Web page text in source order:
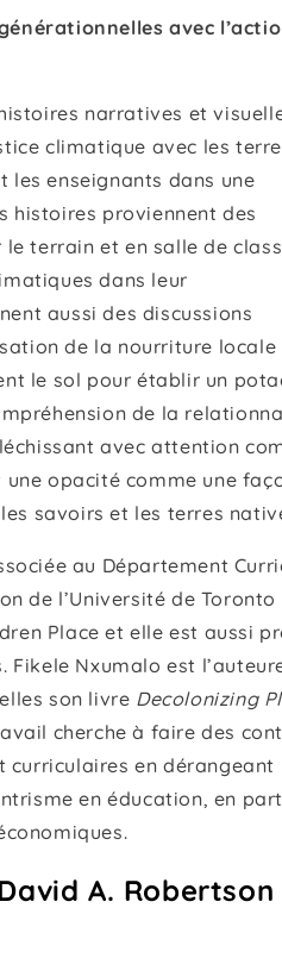
avec
narratives et
climatique avec les
les enseignants dans une
histoires proviennent des
terrain et en salle de
dans leur
aussi des discussions
de la nourriture locale
le sol pour établir un
de la
avec attention
opacité comme une
savoirs et les terres
au Département
de l’Université de
Place et elle est aussi
Fikele Nxumalo est
son livre Decolonizing
cherche à faire des
en dérangeant
en éducation, en
A. Robertson